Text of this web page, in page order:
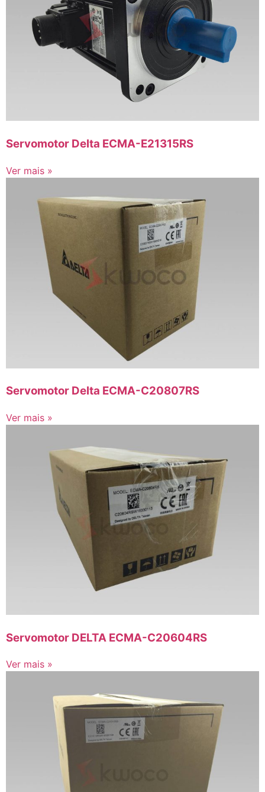
Servomotor Delta ECMA-E21315RS
Ver mais »
Servomotor Delta ECMA-C20807RS
Ver mais »
Servomotor DELTA ECMA-C20604RS
Ver mais »